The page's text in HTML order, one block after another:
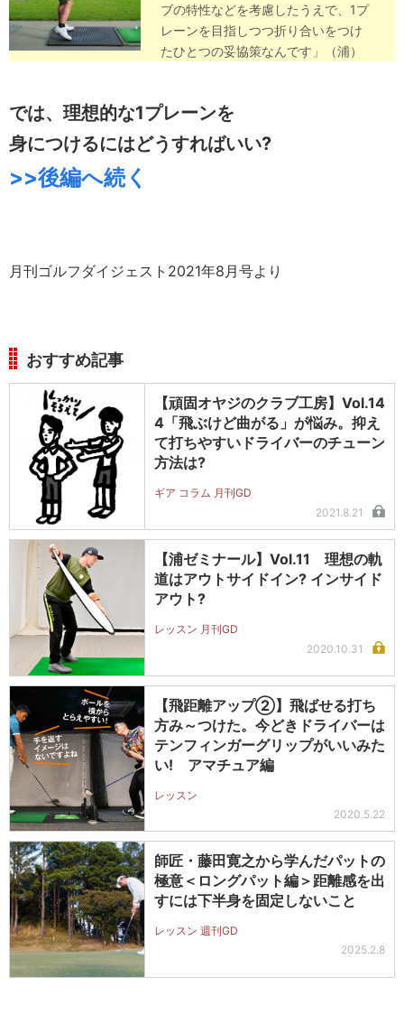
ブの特性などを考慮したうえで、1プ
レーンを目指しつつ折り合いをつけ
たひとつの妥協策なんです」（浦）
では、理想的な1プレーンを
身につけるにはどうすればいい?
>>後編へ続く
月刊ゴルフダイジェスト2021年8月号より
おすすめ記事
【頑固オヤジのクラブ工房】Vol.14
4「飛ぶけど曲がる」が悩み。抑え
て打ちやすいドライバーのチューン
方法は?
ギア コラム 月刊GD
2021.8.21
【浦ゼミナール】Vol.11 理想の軌
道はアウトサイドイン? インサイド
アウト?
レッスン 月刊GD
2020.10.31
【飛距離アップ②】飛ばせる打ち
方み～つけた。今どきドライバーは
テンフィンガーグリップがいいみた
い! アマチュア編
レッスン
2020.5.22
師匠・藤田寛之から学んだパットの
極意＜ロングパット編＞距離感を出
すには下半身を固定しないこと
レッスン 週刊GD
2025.2.8